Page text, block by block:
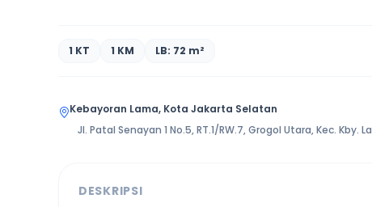
1 KT 1 KM LB: 72 m²
Kebayoran Lama, Kota Jakarta Selatan
Jl. Patal Senayan 1 No.5, RT.1/RW.7, Grogol Utara, Kec. Kby.
DESKRIPSI